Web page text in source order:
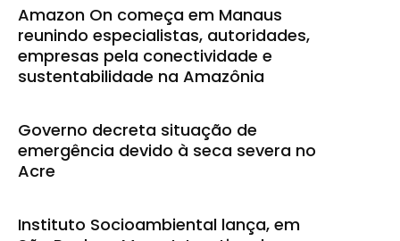
Amazon On começa em Manaus
reunindo especialistas, autoridades,
empresas pela conectividade e
sustentabilidade na Amazônia
Governo decreta situação de
emergência devido à seca severa no
Acre
Instituto Socioambiental lança, em